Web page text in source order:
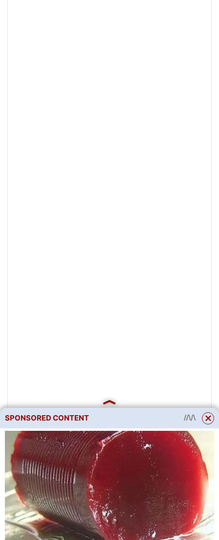
jaro
Moskva
14.05.2007
10:25:47
Moje floribunda La Menuet je
stará 15 let a prošla několika
SPONSORED CONTENT